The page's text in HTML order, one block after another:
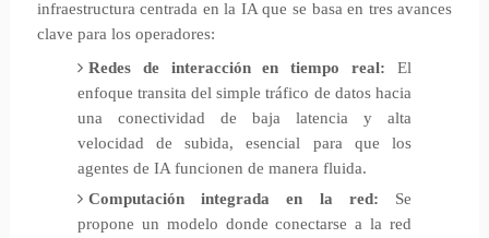
infraestructura centrada en la IA que se basa en tres avances
clave para los operadores:
Redes de interacción en tiempo real: El
enfoque transita del simple tráfico de datos hacia
una conectividad de baja latencia y alta
velocidad de subida, esencial para que los
agentes de IA funcionen de manera fluida.
Computación integrada en la red: Se
propone un modelo donde conectarse a la red